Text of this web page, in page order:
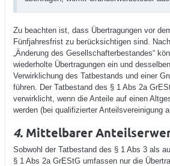
Zu beachten ist, dass Übertragungen vor
Fünfjahresfrist zu berücksichtigen sind.
„Änderung des Gesellschafterbestandes“
wiederholte Übertragungen ein und
Verwirklichung des Tatbestands und einer
führen. Der Tatbestand des § 1 Abs 2a
verwirklicht, wenn die Anteile auf einen
werden (bei qualifizierter Anteilsvereinigung
4. Mittelbarer
Sobwohl der Tatbestand des § 1 Abs 3 als
§ 1 Abs 2a GrEStG umfassen nur die